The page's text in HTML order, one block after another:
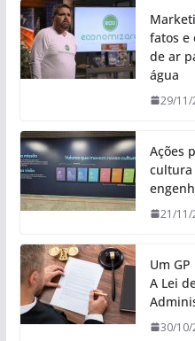
fatos e
de ar
água
29/11/
Ações
cultura
21/11/
Um
A Lei
30/10/